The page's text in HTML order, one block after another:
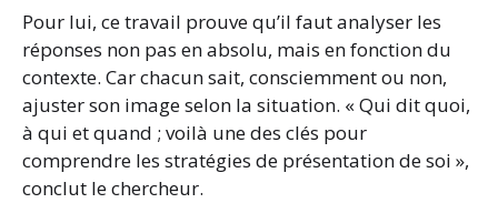
Pour lui, ce travail prouve qu’il faut analyser les
réponses non pas en absolu, mais en fonction du
contexte. Car chacun sait, consciemment ou non,
ajuster son image selon la situation. « Qui dit quoi,
à qui et quand ; voilà une des clés pour
comprendre les stratégies de présentation de soi »,
conclut le chercheur.